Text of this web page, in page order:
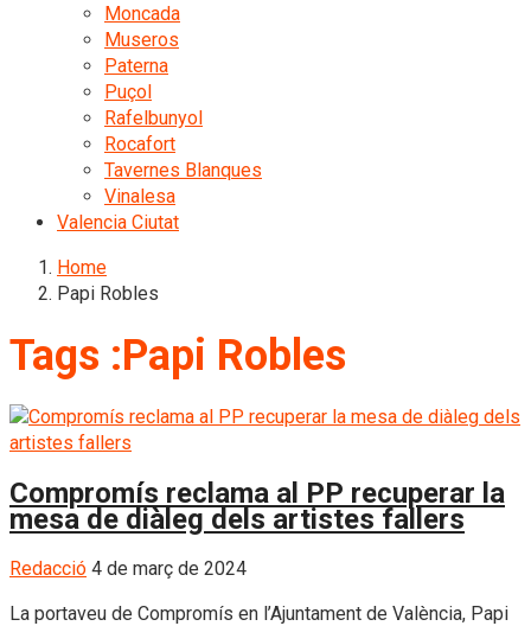
Moncada
Museros
Paterna
Puçol
Rafelbunyol
Rocafort
Tavernes Blanques
Vinalesa
Valencia Ciutat
Home
Papi Robles
Tags :Papi Robles
Compromís reclama al PP recuperar la
mesa de diàleg dels artistes fallers
Redacció 4 de març de 2024
La portaveu de Compromís en l’Ajuntament de València, Papi